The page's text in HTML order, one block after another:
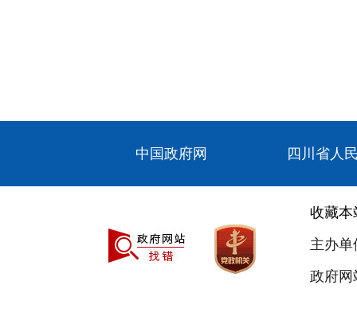
中国政府网 四川省人
收藏本
主办
政府网